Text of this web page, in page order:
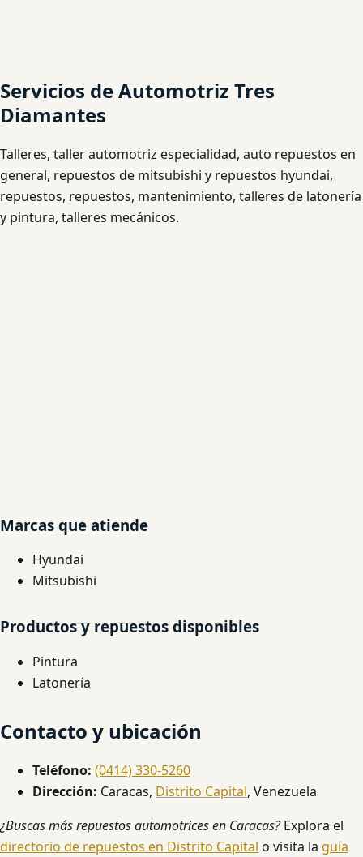
Servicios de Automotriz Tres
Diamantes
Talleres, taller automotriz especialidad, auto repuestos en
general, repuestos de mitsubishi y repuestos hyundai,
repuestos, repuestos, mantenimiento, talleres de latonería
y pintura, talleres mecánicos.
Marcas que atiende
Hyundai
Mitsubishi
Productos y repuestos disponibles
Pintura
Latonería
Contacto y ubicación
Teléfono: (0414) 330-5260
Dirección: Caracas, Distrito Capital, Venezuela
¿Buscas más repuestos automotrices en Caracas?Explora el
directorio de repuestos en Distrito Capital o visita la guía